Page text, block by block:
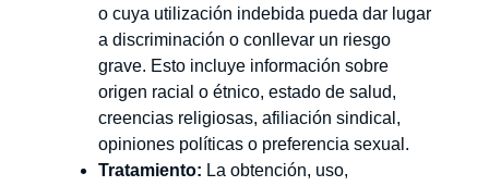
o cuya utilización indebida pueda dar lugar
a discriminación o conllevar un riesgo
grave. Esto incluye información sobre
origen racial o étnico, estado de salud,
creencias religiosas, afiliación sindical,
opiniones políticas o preferencia sexual.
Tratamiento: La obtención, uso,